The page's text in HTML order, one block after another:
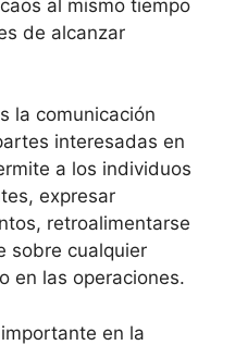
al mismo tiempo
de alcanzar
la comunicación
interesadas en
a los individuos
expresar
retroalimentarse
sobre cualquier
en las operaciones.
en la